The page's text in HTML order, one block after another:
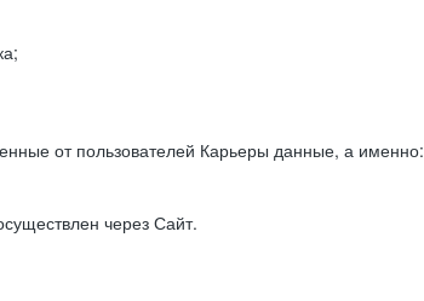
от пользователей Карьеры данные, а именно:
через Сайт.